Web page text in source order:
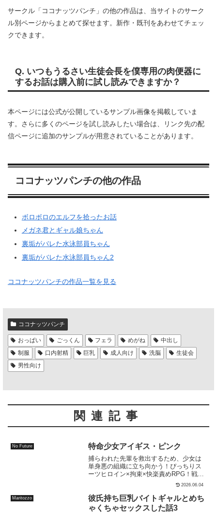
サークル「ココナッツパンチ」の他の作品は、当サイトのサーク
ル別ページからまとめて探せます。新作・既刊をあわせてチェッ
クできます。
Q. いつもうるさい生徒会長を僕専用の肉便器に
するお話は購入前に試し読みできますか？
本ページには公式が公開しているサンプル画像を掲載していま
す。さらに多くのページを試し読みしたい場合は、リンク先の配
信ページに追加のサンプルが用意されていることがあります。
ココナッツパンチの他の作品
ボロボロのエルフを拾ったお話
メガネ君とギャル娘ちゃん
裏垢がバレた水泳部員ちゃん
裏垢がバレた水泳部員ちゃん2
ココナッツパンチの作品一覧を見る
ココナッツパンチ
おっぱい ごっくん フェラ めがね
中出し
制服
口内射精 巨乳 成人向け 洗脳
生徒会
男性向け
関連記事
No Future 特命少女アイギス・ピンク
捕らわれた先輩を救出するため、少女は
単身悪の組織に立ち向かう！ぴっちりス
ーツヒロイン×拘束×快楽責めRPG！戦闘
中エロ10種（本番なし）エッチイベント
2026.06.04
Maritozzo
彼氏持ち巨乳バイトギャルとめち
ゃくちゃセックスした話3